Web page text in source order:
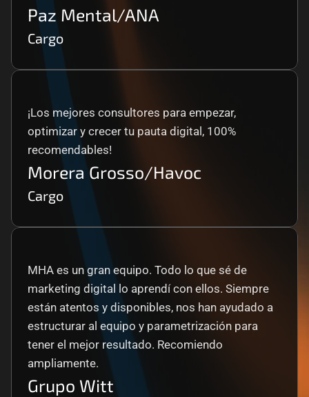
Paz Mental/ANA
Cargo
¡Los mejores consultores para empezar,
optimizar y crecer tu pauta digital, 100%
recomendables!
Morera Grosso/Havoc
Cargo
MHA es un gran equipo. Todo lo que sé de
marketing digital lo aprendí con ellos. Siempre
están atentos y disponibles, nos han ayudado a
estructurar al equipo y parametrización para
tener el mejor resultado. Recomiendo
ampliamente.
Grupo Witt